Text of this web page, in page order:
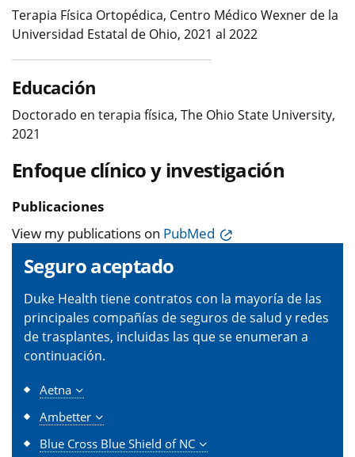
Terapia Física Ortopédica, Centro Médico Wexner de la
Universidad Estatal de Ohio, 2021 al 2022
Educación
Doctorado en terapia física, The Ohio State University,
2021
Enfoque clínico y investigación
Publicaciones
View my publications on PubMed
Seguro aceptado
Duke Health tiene contratos con la mayoría de las
principales compañías de seguros de salud y redes
de trasplantes, incluidas las que se enumeran a
continuación.
Aetna
Ambetter
Blue Cross Blue Shield of NC